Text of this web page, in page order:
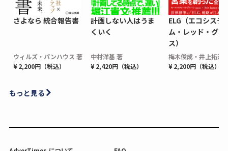
さよなら 統合報告書
ウィルズ・パンハウス 著
¥ 2,200円（税込）
計画しない人はうま
くいく
中村洋基 著
¥ 2,420円（税込）
ELG（エコシステ
ム・レッド・グロ
ス）
梅木俊成・井上拓海
¥ 2,200円（税込）
もっと見る